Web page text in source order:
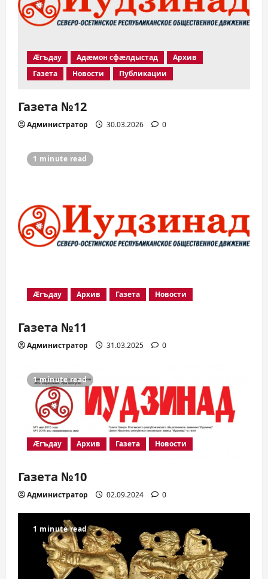
Æгъдау Адæмон сфæлдыстад
Архив
Газета
Новости Публикации
Газета №12
Администратор 30.03.2026 0
1 minute read
Æгъдау Архив Газета Новости
Газета №11
Администратор 31.03.2025 0
1 minute read
Æгъдау Архив Газета Новости
Газета №10
Администратор 02.09.2024 0
1 minute read